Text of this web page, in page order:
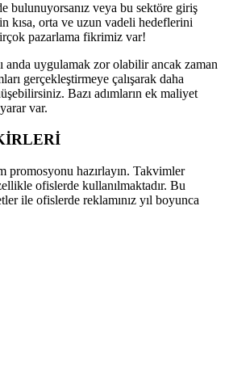
bulunuyorsanız veya bu sektöre giriş
kısa, orta ve uzun vadeli hedeflerini
pazarlama fikrimiz var!
uygulamak zor olabilir ancak zaman
gerçekleştirmeye çalışarak daha
Bazı adımların ek maliyet
var.
promosyonu hazırlayın. Takvimler
ofislerde kullanılmaktadır. Bu
ile ofislerde reklamınız yıl boyunca